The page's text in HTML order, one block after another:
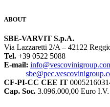
ABOUT
SBE-VARVIT S.p.A.
Via Lazzaretti 2/A – 42122
Tel. +39 0522 5088
E-mail:
CF-PI-CC CEE IT
Cap. Soc. 3.096.000,00 Euro I.V.